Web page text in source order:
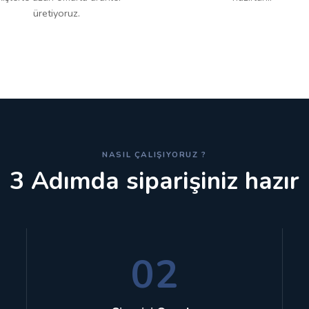
üretiyoruz.
NASIL ÇALIŞIYORUZ ?
3 Adımda siparişiniz hazır
02